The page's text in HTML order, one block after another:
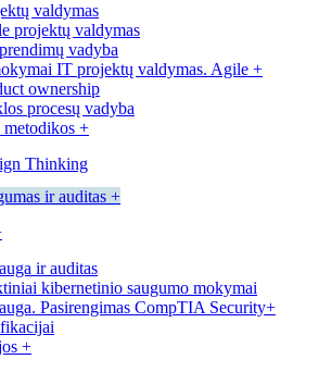
valdymas
projektų valdymas
vadyba
IT projektų valdymas. Agile +
ownership
procesų vadyba
+
Thinking
ir auditas +
ir auditas
kibernetinio saugumo mokymai
Pasirengimas CompTIA Security+
+